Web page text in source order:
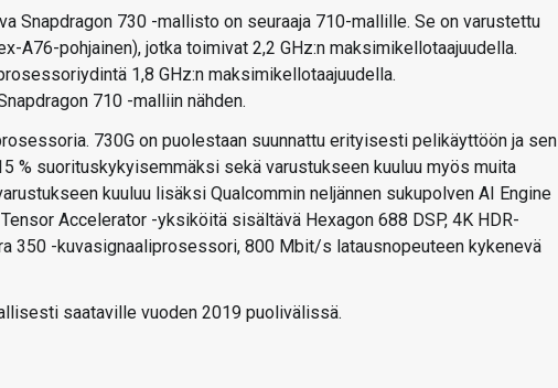
Snapdragon 730 -mallisto on seuraaja 710-mallille. Se on varustettu
A76-pohjainen), jotka toimivat 2,2 GHz:n maksimikellotaajuudella.
1,8 GHz:n maksimikellotaajuudella.
710 -malliin nähden.
730G on puolestaan suunnattu erityisesti pelikäyttöön ja sen
% suorituskykyisemmäksi sekä varustukseen kuuluu myös muita
kuuluu lisäksi Qualcommin neljännen sukupolven AI Engine
Accelerator -yksiköitä sisältävä Hexagon 688 DSP, 4K HDR-
350 -kuvasignaaliprosessori, 800 Mbit/s latausnopeuteen kykenevä
saataville vuoden 2019 puolivälissä.